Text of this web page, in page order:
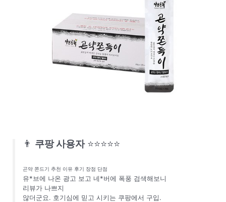
👨 쿠팡 사용자 ⭐⭐⭐⭐⭐
곤약 쫀드기 추천 이유 후기 장점 단점
유*브에 나온 광고 보고 네*버에 폭풍 검색해보니
리뷰가 나쁘지
않더군요. 호기심에 믿고 시키는 쿠팡에서 구입.